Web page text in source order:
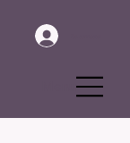
Menu